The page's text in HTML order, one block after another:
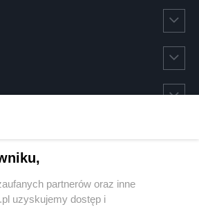
partnerów oraz inne
uzyskujemy dostęp i